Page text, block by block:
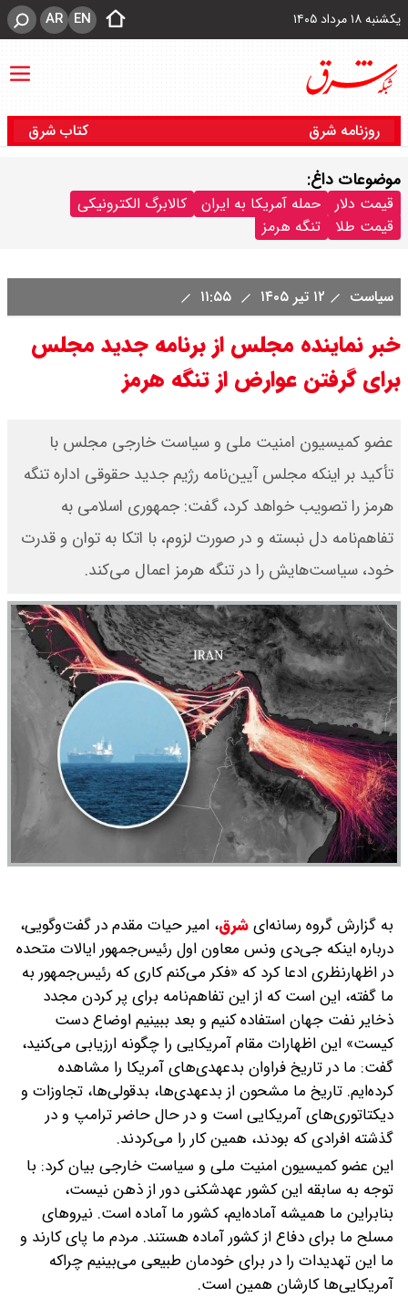
یکشنبه ۱۸ مرداد ۱۴۰۵ EN
AR
روزنامه شرق کتاب شرق
موضوعات داغ:
قیمت دلار حمله آمریکا به ایران
کالابرگ الکترونیکی
قیمت طلا
تنگه هرمز
سیاست ۱۲ تیر ۱۴۰۵
خبر نماینده مجلس از برنامه جدید مجلس
برای گرفتن عوارض از تنگه هرمز
عضو کمیسیون امنیت ملی و سیاست خارجی مجلس با
تأکید بر اینکه مجلس آیین‌نامه رژیم جدید حقوقی اداره تنگه
هرمز را تصویب خواهد کرد، گفت: جمهوری اسلامی به
تفاهم‌نامه دل نبسته و در صورت لزوم، با اتکا به توان و قدرت
خود، سیاست‌هایش را در تنگه هرمز اعمال می‌کند.
به گزارش گروه رسانه‌ایشرق، امیر حیات مقدم در گفت‌وگویی،
درباره اینکه جی‌دی ونس معاون اول رئیس‌جمهور ایالات متحده
در اظهارنظری ادعا کرد که «فکر می‌کنم کاری که رئیس‌جمهور به
ما گفته، این است که از این تفاهم‌نامه برای پر کردن مجدد
ذخایر نفت جهان استفاده کنیم و بعد ببینیم اوضاع دست
کیست» این اظهارات مقام آمریکایی را چگونه ارزیابی می‌کنید،
گفت: ما در تاریخ فراوان بدعهدی‌های آمریکا را مشاهده
کرده‌ایم. تاریخ ما مشحون از بدعهدی‌ها، بدقولی‌ها، تجاوزات و
دیکتاتوری‌های آمریکایی است و در حال حاضر ترامپ و در
گذشته افرادی که بودند، همین کار را می‌کردند.
این عضو کمیسیون امنیت ملی و سیاست خارجی بیان کرد: با
توجه به سابقه این کشور عهدشکنی دور از ذهن نیست،
بنابراین ما همیشه آماده‌ایم، کشور ما آماده است. نیروهای
مسلح ما برای دفاع از کشور آماده هستند. مردم ما پای کارند و
ما این تهدیدات را در برای خودمان طبیعی می‌بینیم چراکه
آمریکایی‌ها کارشان همین است.